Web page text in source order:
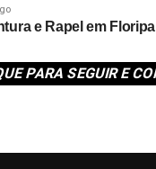
e Rapel em
PARA SEGUIR E